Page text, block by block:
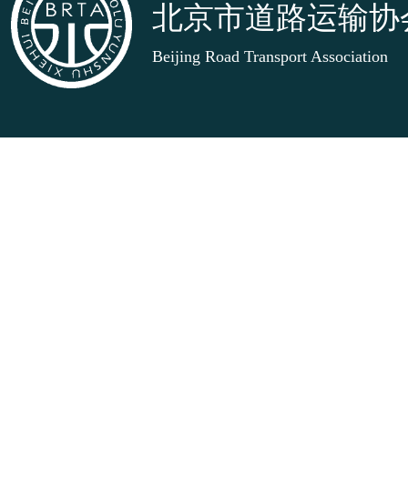
北京市道路运输协
Beijing Road Transport Association